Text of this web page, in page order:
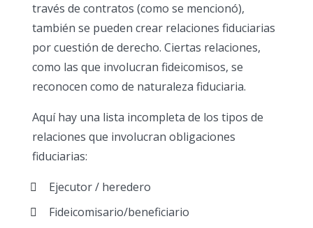
través de contratos (como se mencionó),
también se pueden crear relaciones fiduciarias
por cuestión de derecho. Ciertas relaciones,
como las que involucran fideicomisos, se
reconocen como de naturaleza fiduciaria.
Aquí hay una lista incompleta de los tipos de
relaciones que involucran obligaciones
fiduciarias:
Ejecutor / heredero
Fideicomisario/beneficiario